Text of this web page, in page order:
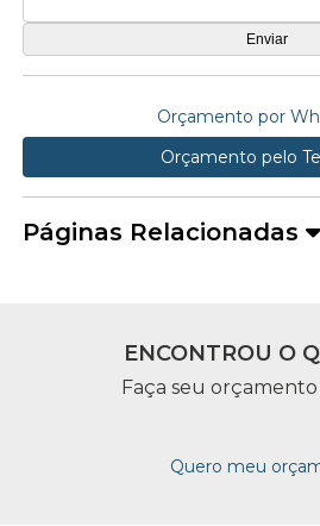
Orçamento por
Orçamento pelo
Páginas Relacionadas
ENCONTROU O
Faça seu
Quero meu